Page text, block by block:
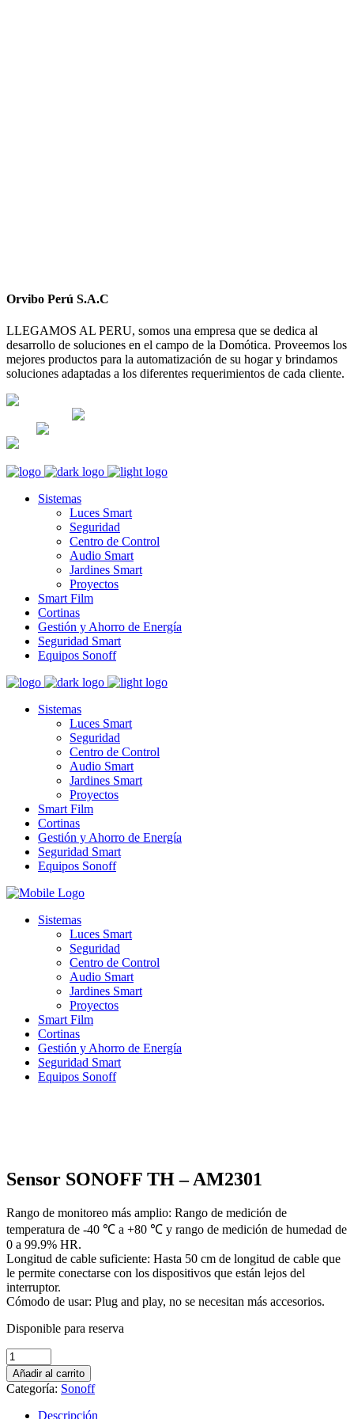
Orvibo Perú S.A.C
LLEGAMOS AL PERU, somos una empresa que se dedica al
desarrollo de soluciones en el campo de la Domótica. Proveemos los
mejores productos para la automatización de su hogar y brindamos
soluciones adaptadas a los diferentes requerimientos de cada cliente.
Sistemas
Luces Smart
Seguridad
Centro de Control
Audio Smart
Jardines Smart
Proyectos
Smart Film
Cortinas
Gestión y Ahorro de Energía
Seguridad Smart
Equipos Sonoff
Sistemas
Luces Smart
Seguridad
Centro de Control
Audio Smart
Jardines Smart
Proyectos
Smart Film
Cortinas
Gestión y Ahorro de Energía
Seguridad Smart
Equipos Sonoff
Sistemas
Luces Smart
Seguridad
Centro de Control
Audio Smart
Jardines Smart
Proyectos
Smart Film
Cortinas
Gestión y Ahorro de Energía
Seguridad Smart
Equipos Sonoff
Sensor SONOFF TH – AM2301
Rango de monitoreo más amplio: Rango de medición de
temperatura de -40 ℃ a +80 ℃ y rango de medición de humedad de
0 a 99.9% HR.
Longitud de cable suficiente: Hasta 50 cm de longitud de cable que
le permite conectarse con los dispositivos que están lejos del
interruptor.
Cómodo de usar: Plug and play, no se necesitan más accesorios.
Disponible para reserva
Sensor
SONOFF
TH
–
AM2301
Añadir al carrito
Categoría: Sonoff
Descripción